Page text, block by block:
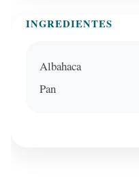
INGREDIENTES
Albahaca
Pan